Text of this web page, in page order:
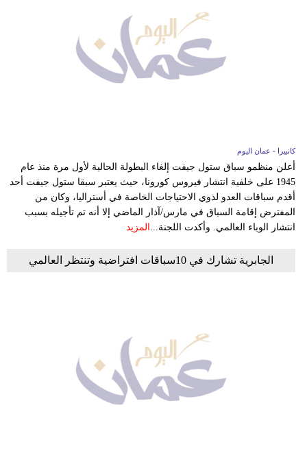
كانبيرا - عمان اليوم
أعلن منظمو سباق ستول جيفت إلغاء البطولة الحالية لأول مرة منذ عام
1945 على خلفية انتشار فيروس كورونا، حيث يعتبر سبقا ستول جيفت أحد
أقدم سباقات العدو لذوي الاحتياجات الخاصة في أستراليا، وكان من
المفترض إقامة السباق في مارس/آذار الماضي إلا أنه تم تأجيله بسبب
انتشار الوباء العالمي. وأكدت اللجنة...
المزيد
الجابرية تشارك في 10سباقات افتراضية وتنتظر العالمي